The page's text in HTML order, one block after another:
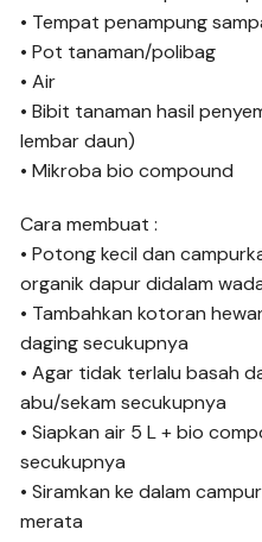
• Tempat penampung
• Pot tanaman/polibag
• Air
• Bibit tanaman hasil
lembar daun)
• Mikroba bio compound
Cara membuat :
• Potong kecil dan
organik dapur didalam
• Tambahkan kotoran
daging secukupnya
• Agar tidak terlalu basah
abu/sekam secukupnya
• Siapkan air 5 L + bio
secukupnya
• Siramkan ke dalam
merata